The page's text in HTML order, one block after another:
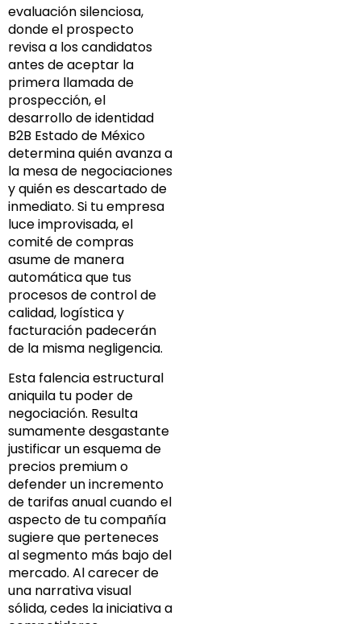
evaluación silenciosa,
donde el prospecto
revisa a los candidatos
antes de aceptar la
primera llamada de
prospección, el
desarrollo de identidad
B2B Estado de México
determina quién avanza a
la mesa de negociaciones
y quién es descartado de
inmediato. Si tu empresa
luce improvisada, el
comité de compras
asume de manera
automática que tus
procesos de control de
calidad, logística y
facturación padecerán
de la misma negligencia.
Esta falencia estructural
aniquila tu poder de
negociación. Resulta
sumamente desgastante
justificar un esquema de
precios premium o
defender un incremento
de tarifas anual cuando el
aspecto de tu compañía
sugiere que perteneces
al segmento más bajo del
mercado. Al carecer de
una narrativa visual
sólida, cedes la iniciativa a